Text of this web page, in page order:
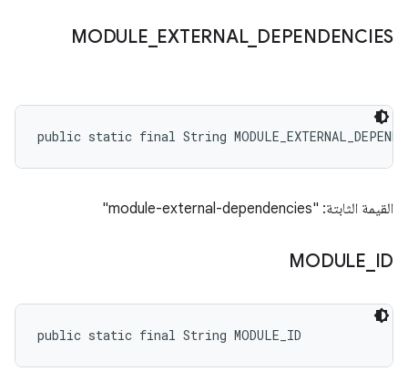
MODULE EXTERNAL_ DEPENDENCIES
public static final String
القيمة الثابتة: "module-external-dependencies"
MODULE ID
public static final String MODULE_ID